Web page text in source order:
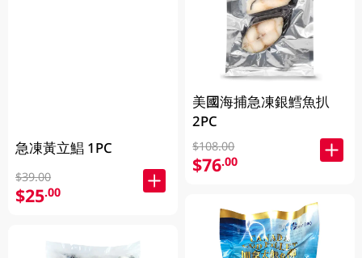
急凍黃立鯧 1PC
$39.00
$25.00
美國海捕急凍銀鱈魚扒
2PC
$108.00
$76.00